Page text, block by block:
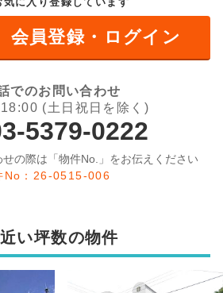
気に入り登録しています
会員登録・ログイン
でのお問い合わせ
(土日祝日を除く)
5379-0222
の際は「物件No.」をお伝えください
No：26-0515-006
い坪数の物件